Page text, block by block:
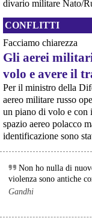
[News] Parte in
Helsinki, mobilitazione
in Finlandia, oggi 14
scendendo in piazza
[News] Oggi in Spagna
per partire a Bruxelles la
Oggi in Spagna
oggi, 14 giugno 2026, a
Internazionalista di
imperialista". I
[news] La strage di
A quarantasei anni
di Bologna, PeaceLink
quel sabato mattina. Lo
divario militare Nato/
CONFLITTI
Facciamo chiarezza
Gli aerei
volo e avere il
Per il ministro della
aereo militare russo
un piano di volo e con
spazio aereo polacco
identificazione sono
Non ho nulla di
violenza sono antiche
Gandhi